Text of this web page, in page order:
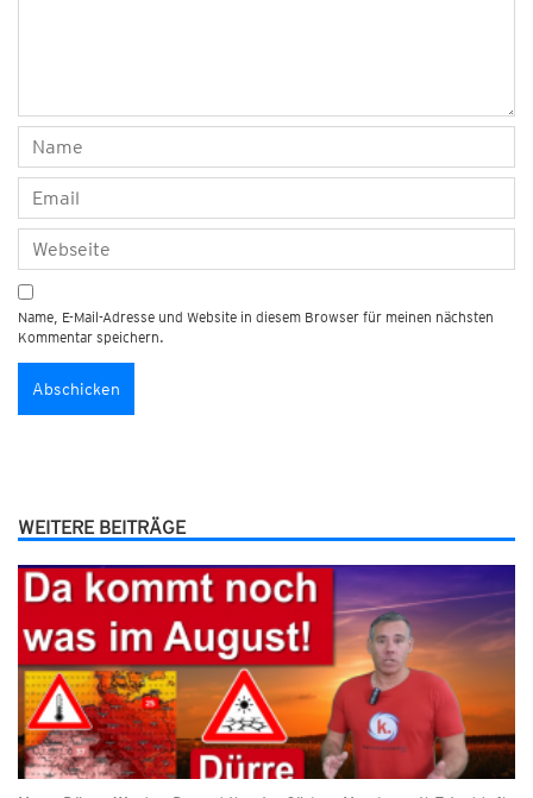
Name, E-Mail-Adresse und Website in diesem Browser für meinen nächsten
Kommentar speichern.
WEITERE BEITRÄGE